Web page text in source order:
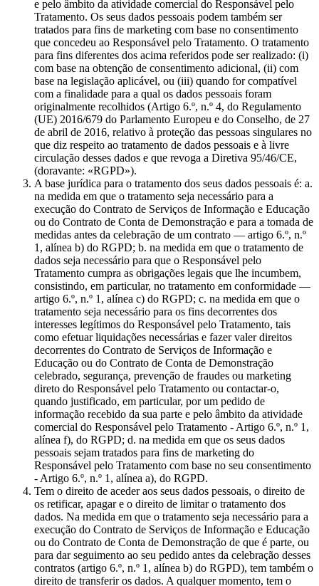
e pelo âmbito da atividade comercial do Responsável pelo
Tratamento. Os seus dados pessoais podem também ser
tratados para fins de marketing com base no consentimento
que concedeu ao Responsável pelo Tratamento. O tratamento
para fins diferentes dos acima referidos pode ser realizado: (i)
com base na obtenção de consentimento adicional, (ii) com
base na legislação aplicável, ou (iii) quando for compatível
com a finalidade para a qual os dados pessoais foram
originalmente recolhidos (Artigo 6.º, n.º 4, do Regulamento
(UE) 2016/679 do Parlamento Europeu e do Conselho, de 27
de abril de 2016, relativo à proteção das pessoas singulares no
que diz respeito ao tratamento de dados pessoais e à livre
circulação desses dados e que revoga a Diretiva 95/46/CE,
(doravante: «RGPD»).
A base jurídica para o tratamento dos seus dados pessoais é: a.
na medida em que o tratamento seja necessário para a
execução do Contrato de Serviços de Informação e Educação
ou do Contrato de Conta de Demonstração e para a tomada de
medidas antes da celebração de um contrato — artigo 6.º, n.º
1, alínea b) do RGPD; b. na medida em que o tratamento de
dados seja necessário para que o Responsável pelo
Tratamento cumpra as obrigações legais que lhe incumbem,
consistindo, em particular, no tratamento em conformidade —
artigo 6.º, n.º 1, alínea c) do RGPD; c. na medida em que o
tratamento seja necessário para os fins decorrentes dos
interesses legítimos do Responsável pelo Tratamento, tais
como efetuar liquidações necessárias e fazer valer direitos
decorrentes do Contrato de Serviços de Informação e
Educação ou do Contrato de Conta de Demonstração
celebrado, segurança, prevenção de fraudes ou marketing
direto do Responsável pelo Tratamento ou contactar-o,
quando justificado, em particular, por um pedido de
informação recebido da sua parte e pelo âmbito da atividade
comercial do Responsável pelo Tratamento - Artigo 6.º, n.º 1,
alínea f), do RGPD; d. na medida em que os seus dados
pessoais sejam tratados para fins de marketing do
Responsável pelo Tratamento com base no seu consentimento
- Artigo 6.º, n.º 1, alínea a), do RGPD.
Tem o direito de aceder aos seus dados pessoais, o direito de
os retificar, apagar e o direito de limitar o tratamento dos
dados. Na medida em que o tratamento seja necessário para a
execução do Contrato de Serviços de Informação e Educação
ou do Contrato de Conta de Demonstração de que é parte, ou
para dar seguimento ao seu pedido antes da celebração desses
contratos (artigo 6.º, n.º 1, alínea b) do RGPD), tem também o
direito de transferir os dados. A qualquer momento, tem o